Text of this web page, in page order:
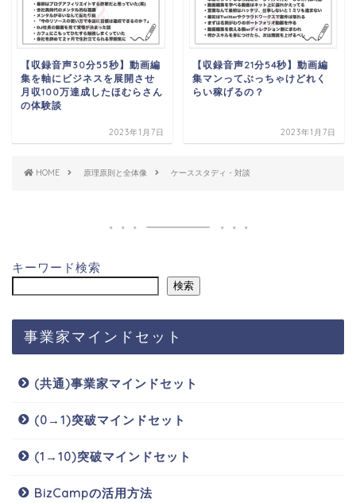
【収録音声30分55秒】動画編
集を軸にビジネスを展開させ
月収100万達成したほむらさん
の体験談
2023年1月7日
【収録音声21分54秒】動画編
集マンってぶっちゃけどれく
らい稼げるの？
2023年1月7日
HOME 原理原則と全体像 ケーススタディ・対談
キーワード検索
検索
事業家マインドセット
(共通)事業家マインドセット
(0→1)突破マインドセット
(1→10)突破マインドセット
BizCampの活用方法